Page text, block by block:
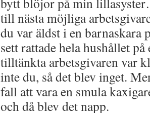
till nästa möjliga
du var äldst i en barnaskara
sett rattade hela hushållet på
tilltänkta arbetsgivaren var
inte du, så det blev inget.
fall att vara en smula
och då blev det napp.